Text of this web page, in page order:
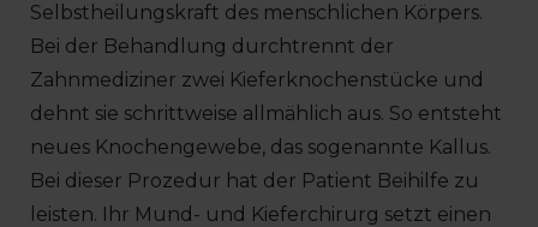
Selbstheilungskraft des menschlichen Körpers.
Bei der Behandlung durchtrennt der
Zahnmediziner zwei Kieferknochenstücke und
dehnt sie schrittweise allmählich aus. So entsteht
neues Knochengewebe, das sogenannte Kallus.
Bei dieser Prozedur hat der Patient Beihilfe zu
leisten. Ihr Mund- und Kieferchirurg setzt einen